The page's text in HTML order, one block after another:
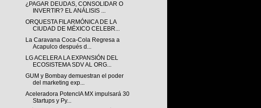
¿PAGAR DEUDAS, CONSOLIDAR O
INVERTIR? EL ANÁLISIS ...
ORQUESTA FILARMÓNICA DE LA
CIUDAD DE MÉXICO CELEBR...
La Caravana Coca-Cola Regresa a
Acapulco después d...
LG ACELERA LA EXPANSIÓN DEL
ECOSISTEMA SDV AL ORG...
GUM y Bombay demuestran el poder
del marketing exp...
Aceleradora PotencIA MX impulsará 30
Startups y Py...